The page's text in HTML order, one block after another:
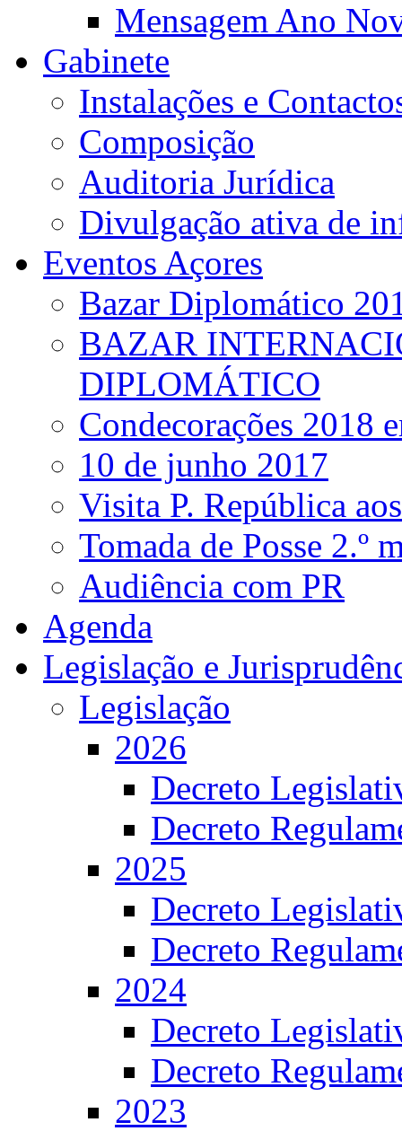
Mensagem Ano
Gabinete
Instalações e
Composição
Auditoria Jurídica
Divulgação ativa de
Eventos Açores
Bazar Diplomático
BAZAR
DIPLOMÁTICO
Condecorações 2018
10 de junho 2017
Visita P. República
Tomada de Posse 2.º
Audiência com PR
Agenda
Legislação e
Legislação
2026
Decreto
Decreto
2025
Decreto
Decreto
2024
Decreto
Decreto
2023